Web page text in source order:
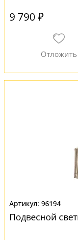
9 790 ₽
96194
Подвесной